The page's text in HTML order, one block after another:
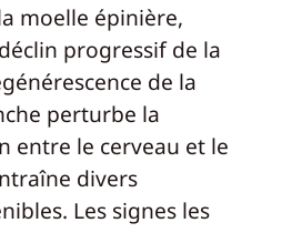
moelle épinière,
progressif de la
de la
perturbe la
entre le cerveau et le
divers
Les signes les